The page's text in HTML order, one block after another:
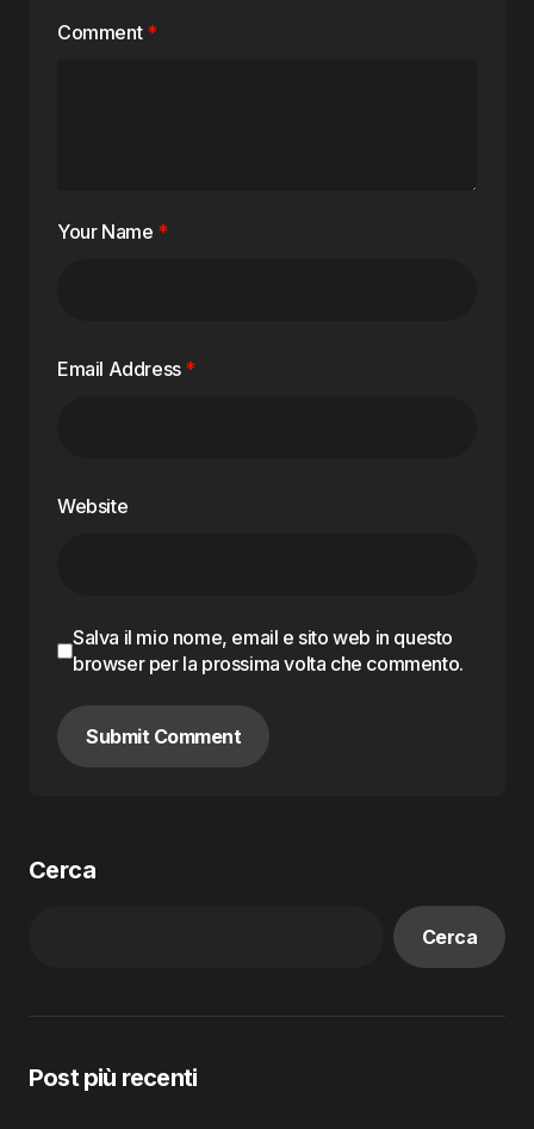
Comment *
Your Name *
Email Address *
Website
Salva il mio nome, email e sito web in questo
browser per la prossima volta che commento.
Submit Comment
Cerca
Cerca
Post più recenti